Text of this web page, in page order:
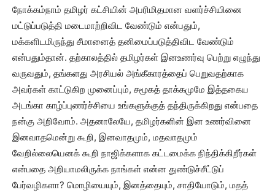
நோக்கம்நாம் தமிழர் கட்சியின் அபரிமிதமான வளர்ச்சியினை
மட்டுப்படுத்தி மடைமாற்றிவிட வேண்டும் என்பதும்,
மக்களிடமிருந்து சீமானைத் தனிமைப்படுத்திவிட வேண்டும்
என்பதும்தான். தற்காலத்தில் தமிழர்கள் இனஉணர்வு பெற்று எழுந்து
வருவதும், தங்களது அரசியல் அங்கீகாரத்தைப் பெறுவதற்காக
அவர்கள் காட்டுகிற முனைப்பும், சமூகத் தாக்கமுமே இத்தகைய
அடங்கா காழ்ப்புணர்ச்சியை உங்களுக்குத் தந்திருக்கிறது என்பதை
நன்கு அறிவோம். அதனாலேயே, தமிழர்களின் இன உணர்வினை
இனவாதமென்று கூறி, இனவாதமும், மதவாதமும்
வேறில்லையெனக் கூறி நாஜிக்களாக கட்டமைக்க நிந்திக்கிறீர்கள்
என்பதை அறியாமலிருக்க நாங்கள் என்ன துண்டுச்சீட்டுப்
பேர்வழிகளா? மொழியையும், இனத்தையும், சாதியோடும், மதத்